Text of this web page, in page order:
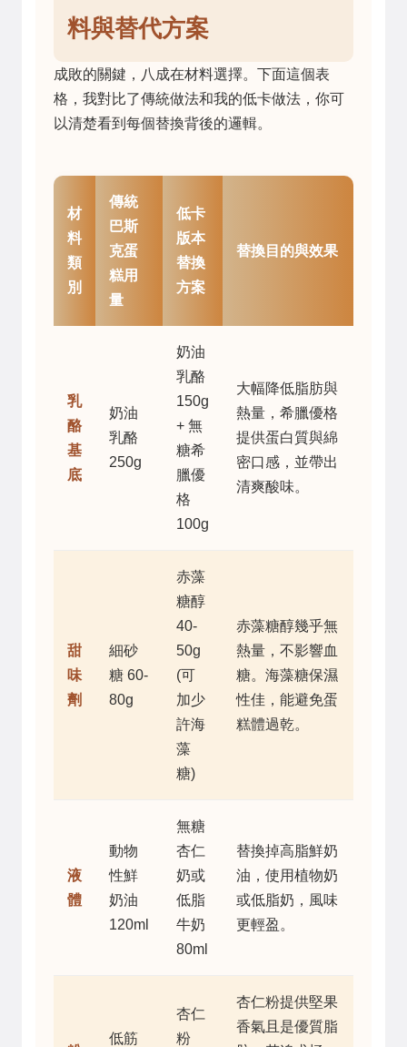
料與替代方案
成敗的關鍵，八成在材料選擇。下面這個表
格，我對比了傳統做法和我的低卡做法，你可
以清楚看到每個替換背後的邏輯。
材
料
類
別
傳統
巴斯
克蛋
糕用
量
低卡
版本
替換
方案
替換目的與效果
乳
酪
基
底
奶油
乳酪
250g
奶油
乳酪
150g
+ 無
糖希
臘優
格
100g
大幅降低脂肪與
熱量，希臘優格
提供蛋白質與綿
密口感，並帶出
清爽酸味。
甜
味
劑
細砂
糖 60-
80g
赤藻
糖醇
40-
50g
(可
加少
許海
藻
糖)
赤藻糖醇幾乎無
熱量，不影響血
糖。海藻糖保濕
性佳，能避免蛋
糕體過乾。
液
體
動物
性鮮
奶油
120ml
無糖
杏仁
奶或
低脂
牛奶
80ml
替換掉高脂鮮奶
油，使用植物奶
或低脂奶，風味
更輕盈。
低筋
杏仁
粉
杏仁粉提供堅果
香氣且是優質脂